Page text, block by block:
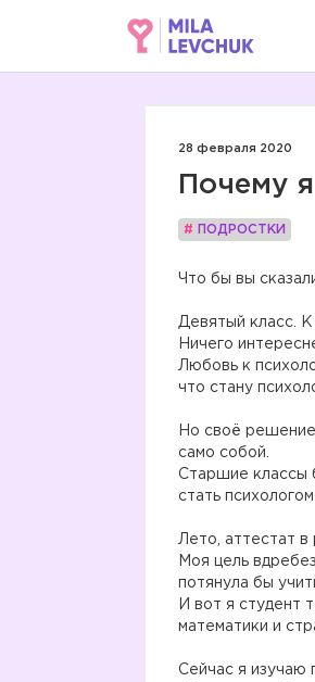
28 февраля 2020
Почему
# ПОДРОСТКИ
Что бы вы
Девятый класс.
Ничего
Любовь к
что стану
Но своё решение
само собой.
Старшие классы
стать
Лето, аттестат
Моя цель
потянула бы
И вот я студент
математики и
Сейчас я изучаю